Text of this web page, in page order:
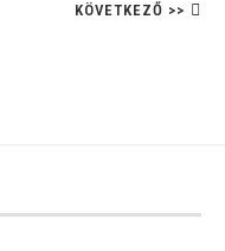
KÖVETKEZŐ >>